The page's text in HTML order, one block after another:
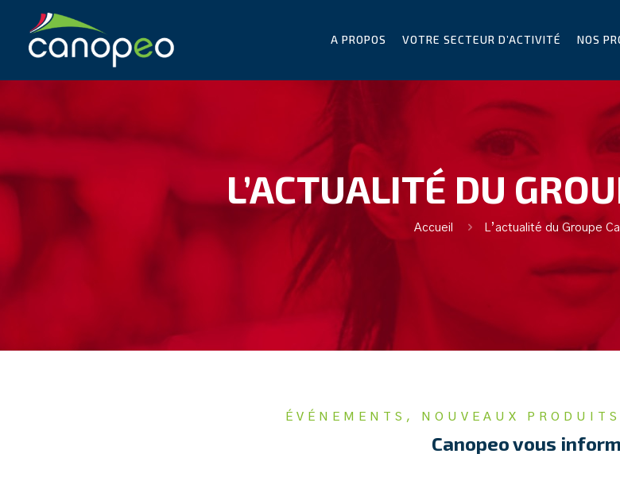
A PROPOS VOTRE SECTEUR D’ACTIVITÉ NOS
L’ACTUALITÉ DU
Accueil L’actualité du Groupe
ÉVÉNEMENTS, NOUVEAUX
Canopeo vous